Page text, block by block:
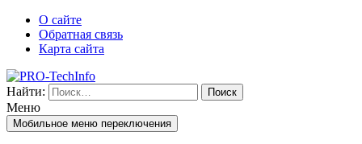
О сайте
Обратная связь
Карта сайта
Найти:
Меню
Мобильное меню переключения